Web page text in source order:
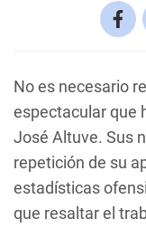
No es necesario
espectacular que
José Altuve. Sus
repetición de su
estadísticas
que resaltar el